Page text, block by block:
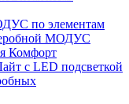
по элементам
МОДУС
Комфорт
с LED подсветкой